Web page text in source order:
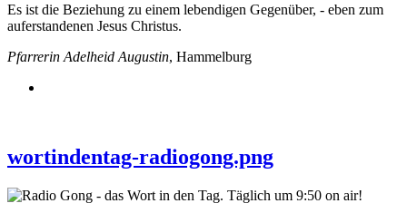
Es ist die Beziehung zu einem lebendigen Gegenüber, - eben zum
auferstandenen Jesus Christus.
Pfarrerin Adelheid Augustin, Hammelburg
wortindentag-radiogong.png